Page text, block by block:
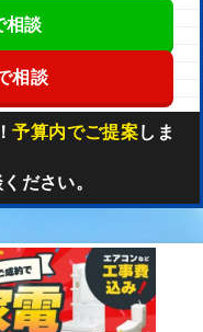
相談
相談
予算内でご提案しま
ださい。